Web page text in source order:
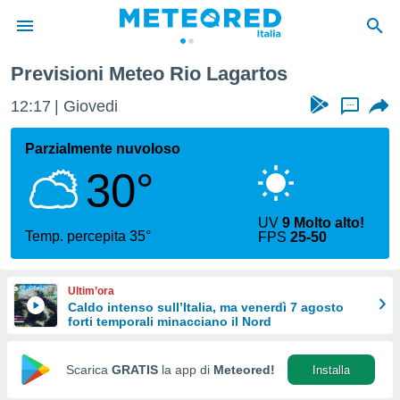
di
per
le
di
Web
Previsioni Meteo Rio Lagartos
12:17 Giovedi ...
Parzialmente nuvoloso
30°
Temp. percepita 35°
UV9 Molto alto!
FPS25-50
Ultim’ora
Caldo intenso sull’Italia, ma venerdì 7 agosto
forti temporali minacciano il Nord
Scarica GRATIS la app di Meteored! Installa